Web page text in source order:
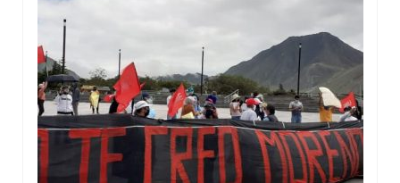
Entreletras
Ciencia
Mundo
Aula Virtual